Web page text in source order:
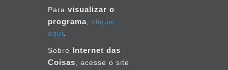
Para visualizar o
programa
clique
aqui
Sobre Internet das
Coisas , acesse o site